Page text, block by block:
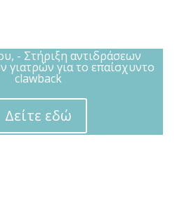
- Στήριξη αντιδράσεων
γιατρών για το επαίσχυντο
clawback
Δείτε εδώ